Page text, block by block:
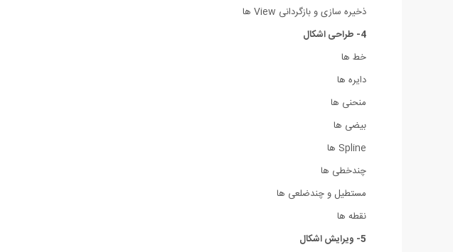
ذخیره سازی و بازگردانی View ها
4- طراحی اشکال
خط ها
دایره ها
منحنی ها
بیضی ها
Spline ها
چندخطی ها
مستطیل و چندضلعی ها
نقطه ها
5- ویرایش اشکال